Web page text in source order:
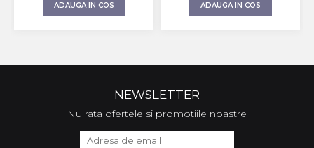
ADAUGA IN COS ADAUGA IN COS
NEWSLETTER
Nu rata ofertele si promotiile noastre